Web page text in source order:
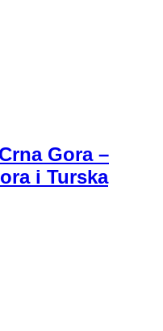
Gora –
i Turska